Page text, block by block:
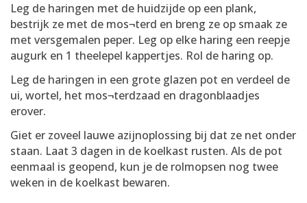
Leg de haringen met de huidzijde op een plank,
bestrijk ze met de mos¬terd en breng ze op smaak ze
met versgemalen peper. Leg op elke haring een reepje
augurk en 1 theelepel kappertjes. Rol de haring op.
Leg de haringen in een grote glazen pot en verdeel de
ui, wortel, het mos¬terdzaad en dragonblaadjes
erover.
Giet er zoveel lauwe azijnoplossing bij dat ze net onder
staan. Laat 3 dagen in de koelkast rusten. Als de pot
eenmaal is geopend, kun je de rolmopsen nog twee
weken in de koelkast bewaren.